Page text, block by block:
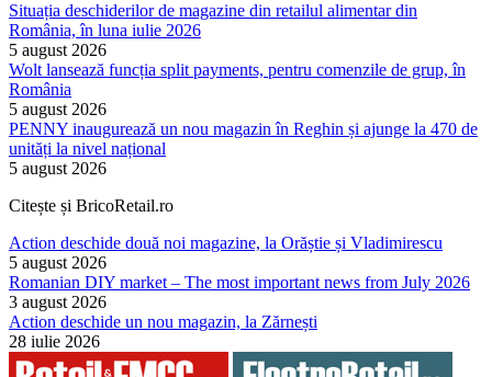
Situația deschiderilor de magazine din retailul alimentar din
România, în luna iulie 2026
5 august 2026
Wolt lansează funcția split payments, pentru comenzile de grup, în
România
5 august 2026
PENNY inaugurează un nou magazin în Reghin și ajunge la 470 de
unități la nivel național
5 august 2026
Citește și BricoRetail.ro
Action deschide două noi magazine, la Orăștie și Vladimirescu
5 august 2026
Romanian DIY market – The most important news from July 2026
3 august 2026
Action deschide un nou magazin, la Zărnești
28 iulie 2026